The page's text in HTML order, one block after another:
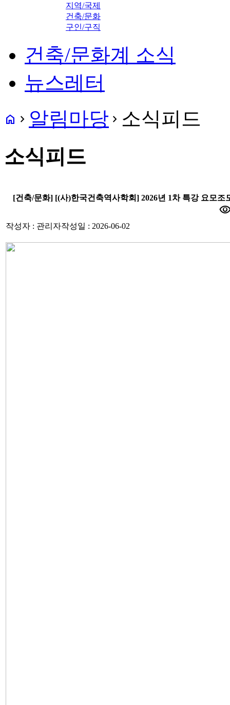
지역/국제
건축/문화
구인/구직
건축/문화계 소식
뉴스레터
home navigate_next 알림마당 navigate_next 소식피드
소식피드
[건축/문화] [(사)한국건축역사학회] 2026년 1차 특강 요모조
작성자 : 관리자작성일 : 2026-06-02